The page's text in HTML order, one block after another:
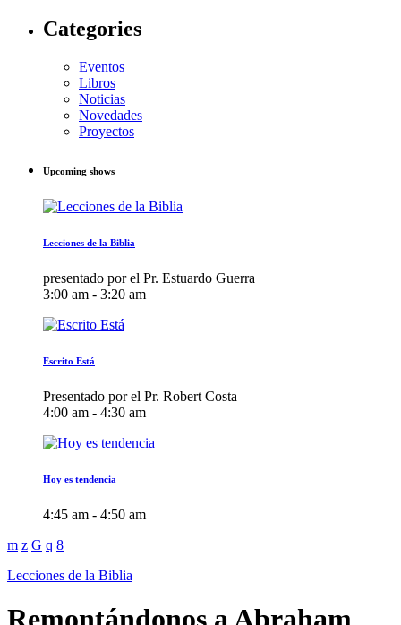
Categories
Eventos
Libros
Noticias
Novedades
Proyectos
Upcoming shows
Lecciones de la Biblia
presentado por el Pr. Estuardo Guerra
3:00 am - 3:20 am
Escrito Está
Presentado por el Pr. Robert Costa
4:00 am - 4:30 am
Hoy es tendencia
4:45 am - 4:50 am
Lecciones de la Biblia